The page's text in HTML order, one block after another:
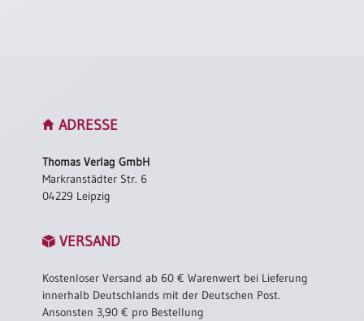
ADRESSE
Thomas Verlag GmbH
Markranstädter Str. 6
04229 Leipzig
VERSAND
Kostenloser Versand ab 60 € Warenwert bei Lieferung
innerhalb Deutschlands mit der Deutschen Post.
Ansonsten 3,90 € pro Bestellung